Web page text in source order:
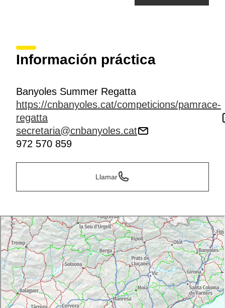
Información práctica
Banyoles Summer Regatta
https://cnbanyoles.cat/competicions/pamrace-
regatta
secretaria@cnbanyoles.cat
972 570 859
Llamar